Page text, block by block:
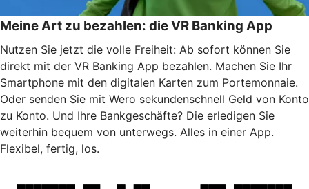
Meine Art zu bezahlen: die VR Banking App
Nutzen Sie jetzt die volle Freiheit: Ab sofort können Sie
direkt mit der VR Banking App bezahlen. Machen Sie Ihr
Smartphone mit den digitalen Karten zum Portemonnaie.
Oder senden Sie mit Wero sekundenschnell Geld von Konto
zu Konto. Und Ihre Bankgeschäfte? Die erledigen Sie
weiterhin bequem von unterwegs. Alles in einer App.
Flexibel, fertig, los.